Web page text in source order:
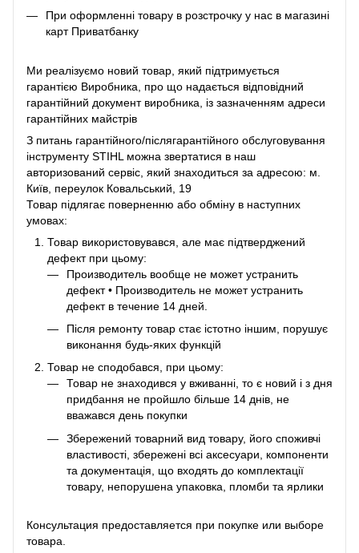
При оформленні товару в розстрочку у нас в магазині
карт Приватбанку
Ми реалізуємо новий товар, який підтримується
гарантією Виробника, про що надається відповідний
гарантійний документ виробника, із зазначенням адреси
гарантійних майстрів
З питань гарантійного/післягарантійного обслуговування
інструменту STIHL можна звертатися в наш
авторизований сервіс, який знаходиться за адресою: м.
Київ, переулок Ковальський, 19
Товар підлягає поверненню або обміну в наступних
умовах:
Товар використовувався, але має підтверджений
дефект при цьому:
Производитель вообще не может устранить
дефект • Производитель не может устранить
дефект в течение 14 дней.
Після ремонту товар стає істотно іншим, порушує
виконання будь-яких функцій
Товар не сподобався, при цьому:
Товар не знаходився у вживанні, то є новий і з дня
придбання не пройшло більше 14 днів, не
вважався день покупки
Збережений товарний вид товару, його споживчі
властивості, збережені всі аксесуари, компоненти
та документація, що входять до комплектації
товару, непорушена упаковка, пломби та ярлики
Консультация предоставляется при покупке или выборе
товара.